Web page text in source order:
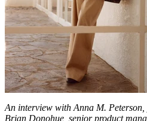
An interview with Anna M.
Brian Donohue, senior product